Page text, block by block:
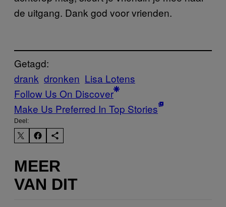
de uitgang. Dank god voor vrienden.
Getagd:
drank dronken Lisa Lotens
Follow Us On Discover
Make Us Preferred In Top Stories
Deel:
MEER
VAN DIT